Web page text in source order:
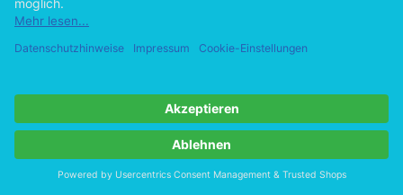
8 Zur Römischen Republik vgl. Demandt: 1995: S. 382 ff., Bleicken: 1995, S. 288
Präsidenten stellt ,,The American Presidency Project" dar, unter:
Hier werden verwendet die Livius-Ausgaben von Hillen: 1997; Briscoe: 1991; Feix: